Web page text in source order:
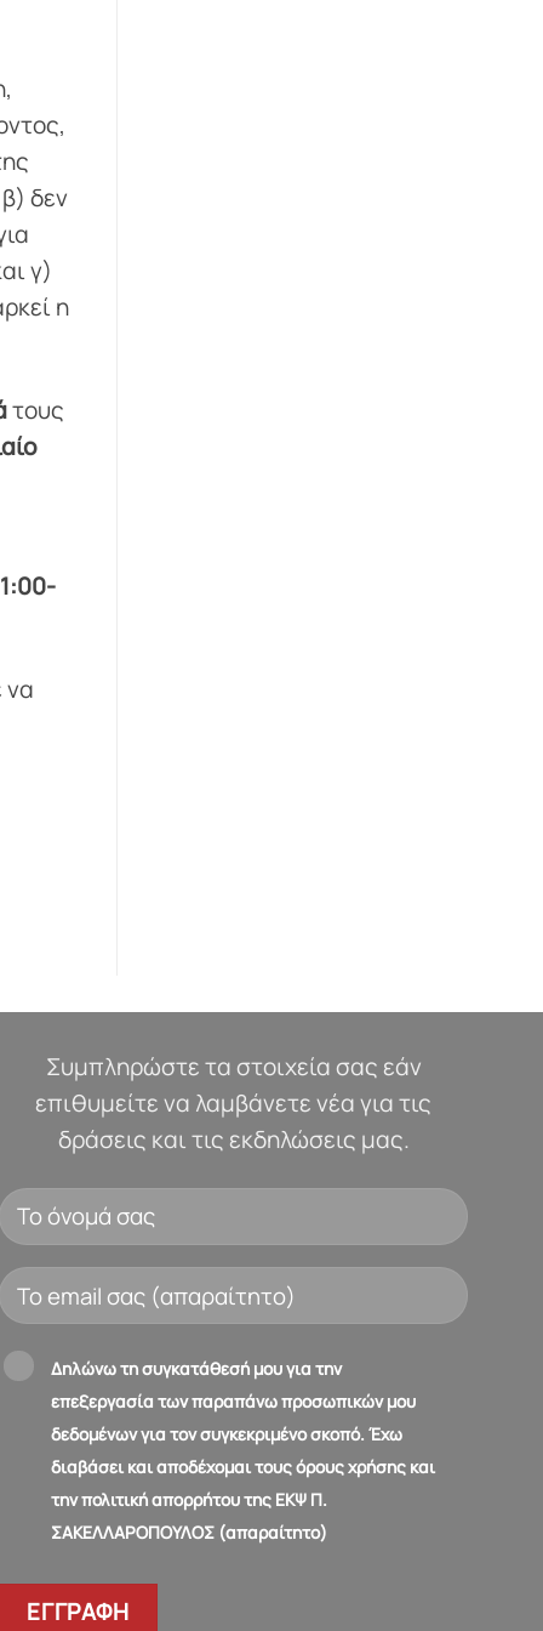
δεν
γ)
η
τους
να
Συμπληρώστε τα στοιχεία σας εάν
επιθυμείτε να λαμβάνετε νέα για τις
δράσεις και τις εκδηλώσεις μας.
Δηλώνω τη συγκατάθεσή μου για την
επεξεργασία των παραπάνω προσωπικών μου
δεδομένων για τον συγκεκριμένο σκοπό. Έχω
διαβάσει και αποδέχομαι τους όρους χρήσης και
την πολιτική απορρήτου της ΕΚΨ Π.
ΣΑΚΕΛΛΑΡΟΠΟΥΛΟΣ (απαραίτητο)